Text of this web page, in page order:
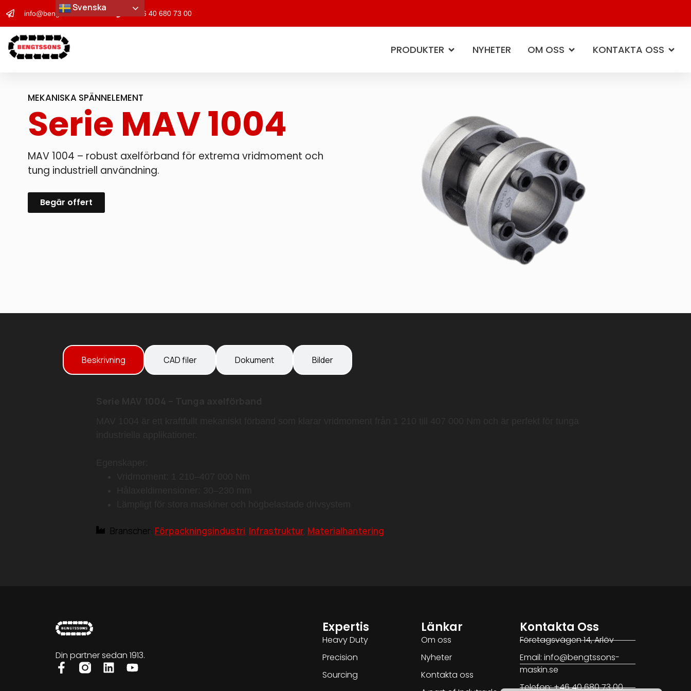
info@bengtssons-maskin.se +46 40 680 73 00
PRODUKTER NYHETER OM OSS KONTAKTA OSS
MEKANISKA SPÄNNELEMENT
Serie MAV 1004
MAV 1004 – robust axelförband för extrema vridmoment och
tung industriell användning.
Begär offert
Beskrivning CAD filer Dokument Bilder
Branscher: Förpackningsindustri Infrastruktur Materialhantering
Din partner sedan 1913.
Expertis
Heavy Duty
Precision
Sourcing
Länkar
Om oss
Nyheter
Kontakta oss
Kontakta Oss
Företagsvägen 14, Arlöv
Email: info@bengtssons-
maskin.se
Telefon: +46 40 680 73 00
Svenska